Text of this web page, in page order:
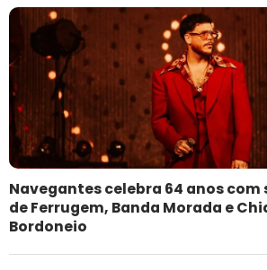
Navegantes celebra 64 anos
de Ferrugem, Banda Morada e
Bordoneio